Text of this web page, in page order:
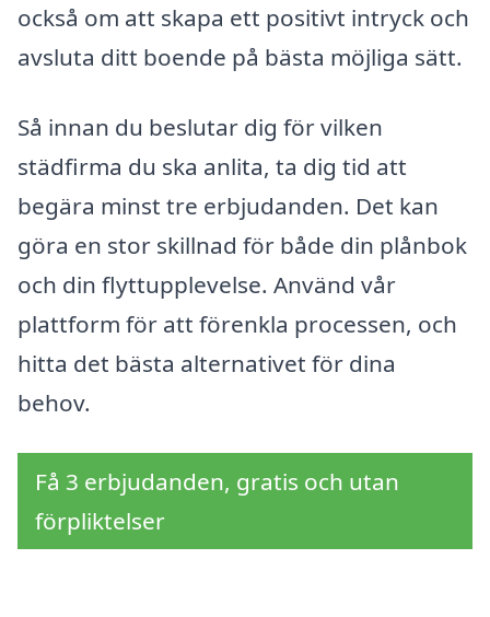
också om att skapa ett positivt intryck och
avsluta ditt boende på bästa möjliga sätt.
Så innan du beslutar dig för vilken
städfirma du ska anlita, ta dig tid att
begära minst tre erbjudanden. Det kan
göra en stor skillnad för både din plånbok
och din flyttupplevelse. Använd vår
plattform för att förenkla processen, och
hitta det bästa alternativet för dina
behov.
Få 3 erbjudanden, gratis och utan
förpliktelser